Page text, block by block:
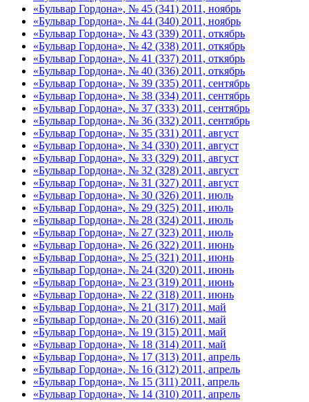
«Бульвар Гордона», № 45 (341) 2011, ноябрь
«Бульвар Гордона», № 44 (340) 2011, ноябрь
«Бульвар Гордона», № 43 (339) 2011, откябрь
«Бульвар Гордона», № 42 (338) 2011, откябрь
«Бульвар Гордона», № 41 (337) 2011, откябрь
«Бульвар Гордона», № 40 (336) 2011, откябрь
«Бульвар Гордона», № 39 (335) 2011, сентябрь
«Бульвар Гордона», № 38 (334) 2011, сентябрь
«Бульвар Гордона», № 37 (333) 2011, сентябрь
«Бульвар Гордона», № 36 (332) 2011, сентябрь
«Бульвар Гордона», № 35 (331) 2011, август
«Бульвар Гордона», № 34 (330) 2011, август
«Бульвар Гордона», № 33 (329) 2011, август
«Бульвар Гордона», № 32 (328) 2011, август
«Бульвар Гордона», № 31 (327) 2011, август
«Бульвар Гордона», № 30 (326) 2011, июль
«Бульвар Гордона», № 29 (325) 2011, июль
«Бульвар Гордона», № 28 (324) 2011, июль
«Бульвар Гордона», № 27 (323) 2011, июль
«Бульвар Гордона», № 26 (322) 2011, июнь
«Бульвар Гордона», № 25 (321) 2011, июнь
«Бульвар Гордона», № 24 (320) 2011, июнь
«Бульвар Гордона», № 23 (319) 2011, июнь
«Бульвар Гордона», № 22 (318) 2011, июнь
«Бульвар Гордона», № 21 (317) 2011, май
«Бульвар Гордона», № 20 (316) 2011, май
«Бульвар Гордона», № 19 (315) 2011, май
«Бульвар Гордона», № 18 (314) 2011, май
«Бульвар Гордона», № 17 (313) 2011, апрель
«Бульвар Гордона», № 16 (312) 2011, апрель
«Бульвар Гордона», № 15 (311) 2011, апрель
«Бульвар Гордона», № 14 (310) 2011, апрель